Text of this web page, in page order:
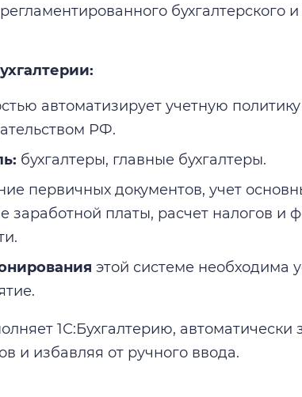
бухгалтерского и
автоматизирует учетную
РФ.
бухгалтеры, главные бухгалтеры.
первичных документов, учет
заработной платы, расчет налогов и
этой системе необходима
1С:Бухгалтерию,
и избавляя от ручного ввода.